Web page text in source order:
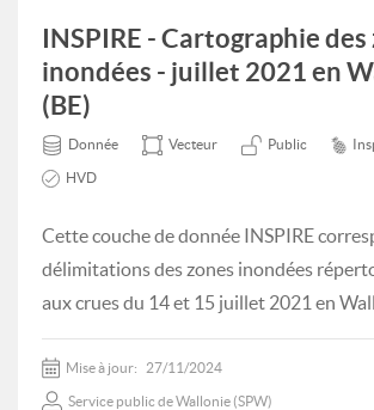
INSPIRE - Cartographie des
inondées - juillet 2021 en
(BE)
Donnée Vecteur Public
HVD
Cette couche de donnée INSPIRE
délimitations des zones inondées
aux crues du 14 et 15 juillet 2021 en
Mise à jour: 27/11/2024
Service public de Wallonie (SPW)